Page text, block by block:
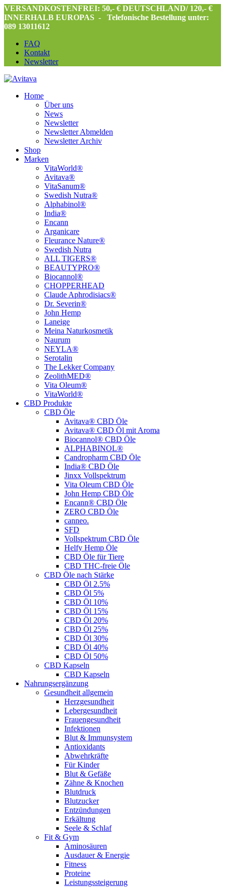
VERSANDKOSTENFREI: 50,- € DEUTSCHLAND/ 120,- €
INNERHALB EUROPAS -
Telefonische Bestellung unter:
089 13011612
FAQ
Kontakt
Newsletter
Home
Über uns
News
Newsletter
Newsletter Abmelden
Newsletter Archiv
Shop
Marken
VitaWorld®
Avitava®
VitaSanum®
Swedish Nutra®
Alphabinol®
India®
Encann
Arganicare
Fleurance Nature®
Swedish Nutra
ALL TIGERS®
BEAUTYPRO®
Biocannol®
CHOPPERHEAD
Claude Aphrodisiacs®
Dr. Severin®
John Hemp
Laneige
Meina Naturkosmetik
Naurum
NEYLA®
Serotalin
The Lekker Company
ZeolithMED®
Vita Oleum®
VitaWorld®
CBD Produkte
CBD Öle
Avitava® CBD Öle
Avitava® CBD Öl mit Aroma
Biocannol® CBD Öle
ALPHABINOL®
Candropharm CBD Öle
India® CBD Öle
Jinxx Vollspektrum
Vita Oleum CBD Öle
John Hemp CBD Öle
Encann® CBD Öle
ZERO CBD Öle
canneo.
SFD
Vollspektrum CBD Öle
Helfy Hemp Öle
CBD Öle für Tiere
CBD THC-freie Öle
CBD Öle nach Stärke
CBD Öl 2.5%
CBD Öl 5%
CBD Öl 10%
CBD Öl 15%
CBD Öl 20%
CBD Öl 25%
CBD Öl 30%
CBD Öl 40%
CBD Öl 50%
CBD Kapseln
CBD Kapseln
Nahrungsergänzung
Gesundheit allgemein
Herzgesundheit
Lebergesundheit
Frauengesundheit
Infektionen
Blut & Immunsystem
Antioxidants
Abwehrkräfte
Für Kinder
Blut & Gefäße
Zähne & Knochen
Blutdruck
Blutzucker
Entzündungen
Erkältung
Seele & Schlaf
Fit & Gym
Aminosäuren
Ausdauer & Energie
Fitness
Proteine
Leistungssteigerung